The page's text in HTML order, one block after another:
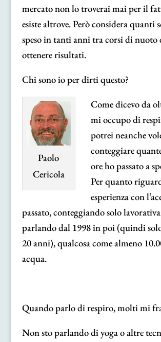
mercato non lo troverai mai per il
esiste altrove. Però considera quanti
speso in tanti anni tra corsi di nuoto
ottenere risultati.
Chi sono io per dirti questo?
Paolo
Cericola
Come dicevo da
mi occupo di
potrei neanche
conteggiare
ore ho passato a
Per quanto
esperienza con
passato, conteggiando solo
parlando dal 1998 in poi (quindi
20 anni), qualcosa come almeno
acqua.
Quando parlo di respiro, molti mi
Non sto parlando di yoga o altre